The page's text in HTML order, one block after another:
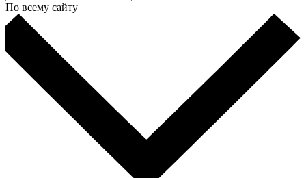
По всему сайту